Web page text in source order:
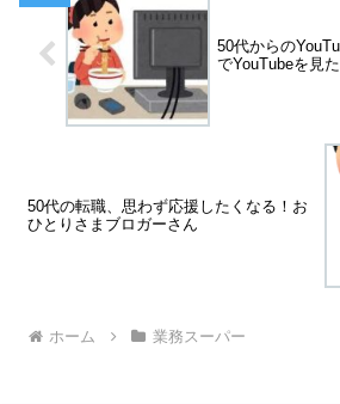
50代からの
でYouTubeを見
50代の転職、思わず応援したくなる！お
ひとりさまブロガーさん
ホーム 業務スーパー